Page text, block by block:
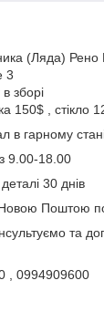
(Ляда) Рено
3
зборі
150$ , стікло
в гарному
9.00-18.00
30 днів
Поштою по
та
, 0994909600